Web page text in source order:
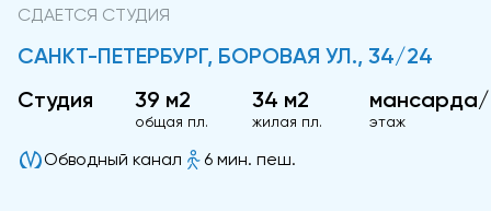
СДАЕТСЯ СТУДИЯ
САНКТ-ПЕТЕРБУРГ, БОРОВАЯ УЛ., 34/24
Студия
39 м2
общая пл.
34 м2
жилая пл. этаж
Обводный канал 6 мин. пеш.